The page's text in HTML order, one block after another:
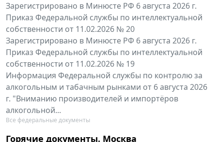
Зарегистрировано в Минюсте РФ 6 августа 2026 г.
Приказ Федеральной службы по интеллектуальной
собственности от 11.02.2026 № 20
Зарегистрировано в Минюсте РФ 6 августа 2026 г.
Приказ Федеральной службы по интеллектуальной
собственности от 11.02.2026 № 19
Информация Федеральной службы по контролю за
алкогольным и табачным рынками от 6 августа 2026
г. "Вниманию производителей и импортёров
алкогольной...
Все федеральные документы
Горячие документы. Москва